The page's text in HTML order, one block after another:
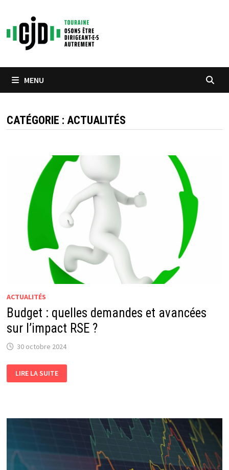
contenu
MENU
CATÉGORIE :ACTUALITÉS
ACTUALITÉS
Budget : quelles demandes et avancées
sur l’impact RSE ?
30 octobre 2024
BUDGET
:
QUELLES
L’IMPACT
LIRE LA SUITE